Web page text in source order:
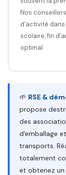
Nos
d'activité
scolaire, fin
optimal.
🌱 RSE &
propose
des
d'emballage
transports.
totalement
et obtenez